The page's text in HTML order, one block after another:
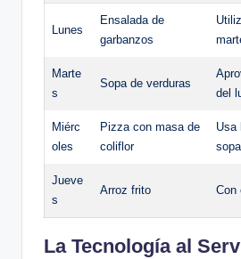
Lunes
Ensalada de
garbanzos
Marte
s
Sopa de verduras
del
Miérc
oles
Pizza con masa de
coliflor
Usa
sopa
Jueve
s
Arroz frito Con
La Tecnología al